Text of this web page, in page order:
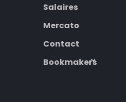
Salaires
Mercato
Contact
Bookmakers